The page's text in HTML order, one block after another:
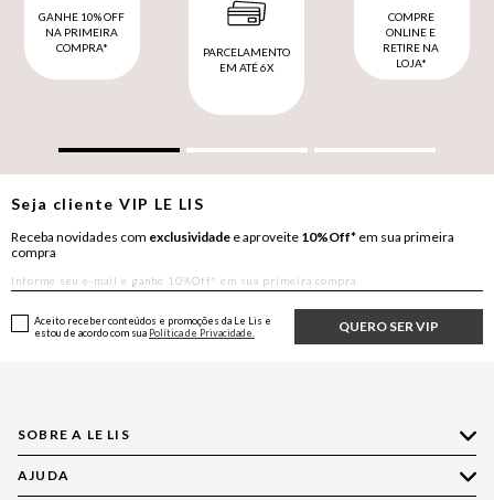
GANHE 10% OFF
NA PRIMEIRA
COMPRA*
PARCELAMENTO
EM ATÉ 6X
COMPRE
ONLINE E
RETIRE NA
LOJA*
Seja clienteVIP LE LIS
Receba novidades com exclusividade e aproveite 10%Off* em sua primeira
compra
QUERO SER VIP
Aceito receber conteúdos e promoções da Le Lis e
estou de acordo com sua Política de Privacidade.
SOBRE A LE LIS
Quem Somos
AJUDA